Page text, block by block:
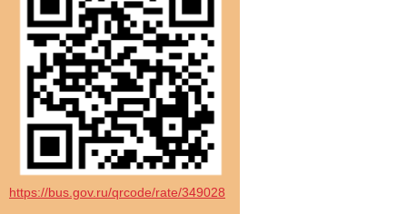
https://bus.gov.ru/qrcode/rate/349028